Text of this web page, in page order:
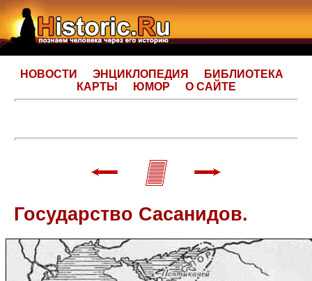
НОВОСТИ ЭНЦИКЛОПЕДИЯ
БИБЛИОТЕКА
КАРТЫ
ЮМОР О САЙТЕ
Государство Сасанидов.